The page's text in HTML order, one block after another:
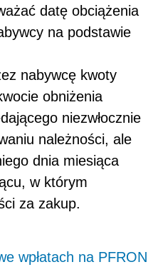
datę obciążenia
na podstawie
nabywcę kwoty
obniżenia
niezwłocznie
należności, ale
dnia miesiąca
w którym
za zakup.
wpłatach na PFRON